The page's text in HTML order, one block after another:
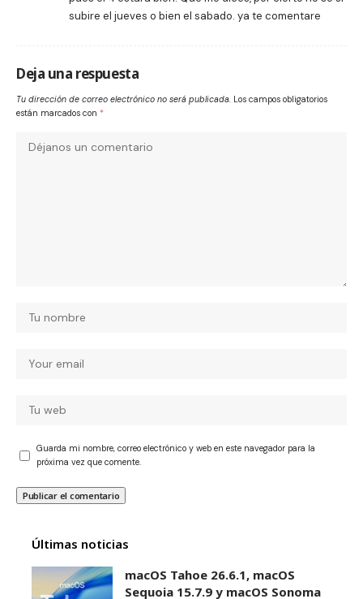
subire el jueves o bien el sabado. ya te comentare
Deja una respuesta
Tu dirección de correo electrónico no será publicada. Los campos obligatorios
están marcados con *
Guarda mi nombre, correo electrónico y web en este navegador para la
próxima vez que comente.
Últimas noticias
macOS Tahoe 26.6.1, macOS
Sequoia 15.7.9 y macOS Sonoma